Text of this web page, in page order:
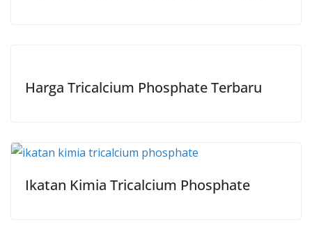
Harga Tricalcium Phosphate Terbaru
Ikatan Kimia Tricalcium Phosphate